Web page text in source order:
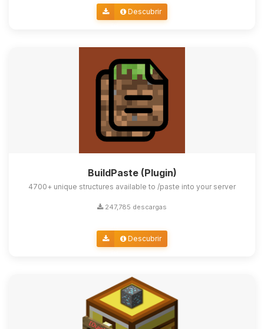
Descubrir
BuildPaste (Plugin)
4700+ unique structures available to /paste into your server
247,785 descargas
Descubrir